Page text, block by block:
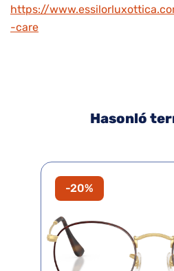
https://
-care
Hasonló
-20%